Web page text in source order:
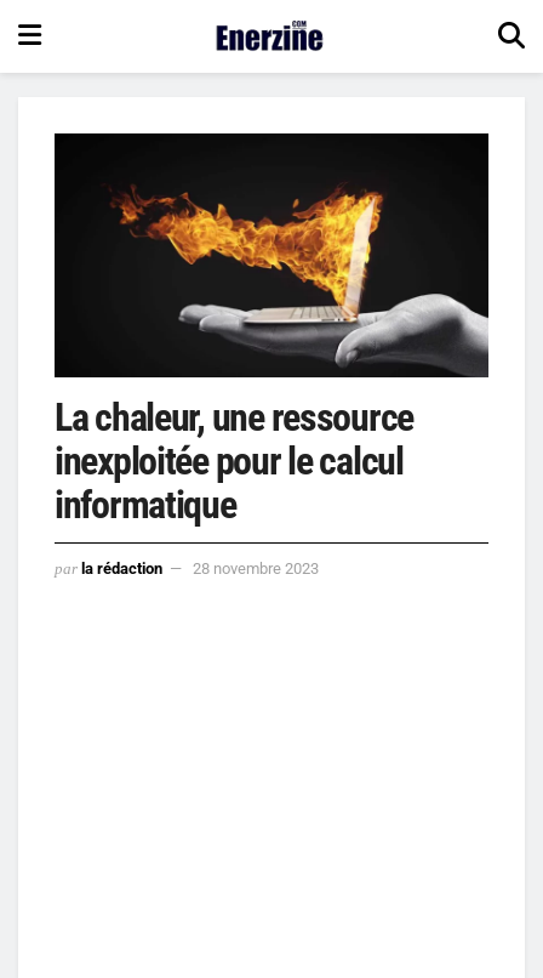
La chaleur, une ressource
inexploitée pour le calcul
informatique
par la rédaction 28 novembre 2023